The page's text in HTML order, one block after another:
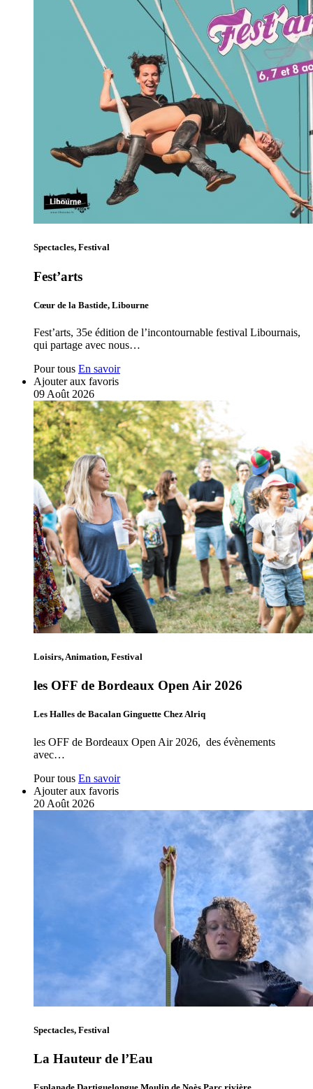
Spectacles, Festival
Fest’arts
Cœur de la Bastide, Libourne
Fest’arts, 35e édition de l’incontournable festival Libournais,
qui partage avec nous…
Pour tous En savoir
Ajouter aux favoris
09 Août 2026
Loisirs, Animation, Festival
les OFF de Bordeaux Open Air 2026
Les Halles de Bacalan Ginguette Chez Alriq
les OFF de Bordeaux Open Air 2026, des évènements
avec…
Pour tous En savoir
Ajouter aux favoris
20 Août 2026
Spectacles, Festival
La Hauteur de l’Eau